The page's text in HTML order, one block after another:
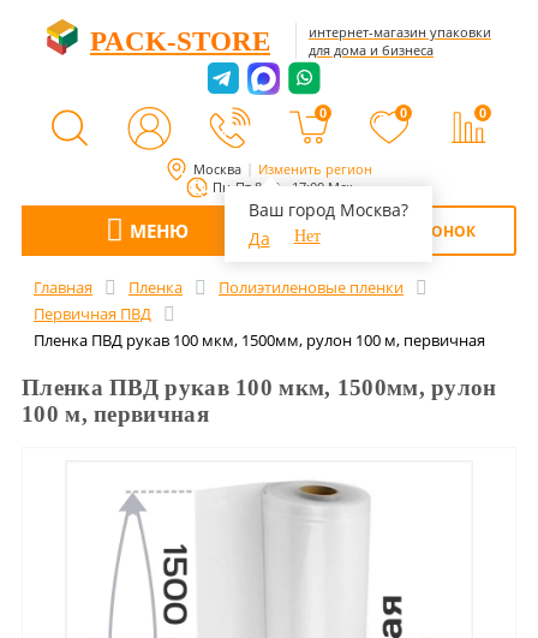
Москва Изменить регион
Ваш город Москва?
Да
Нет
Пн-Пт 8:00 - 17:00 Мск
PACK-STORE
интернет-магазин упаковки
для дома и бизнеса
0 0 0
МЕНЮ ОБРАТНЫЙ ЗВОНОК
Главная Пленка
Полиэтиленовые пленки
Первичная ПВД
Пленка ПВД рукав 100 мкм, 1500мм, рулон 100 м, первичная
Пленка ПВД рукав 100 мкм, 1500мм, рулон
100 м, первичная